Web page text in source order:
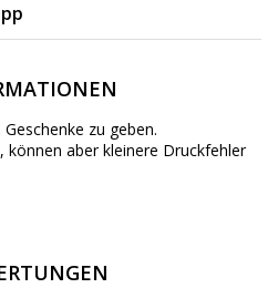
zu geben.
können aber kleinere Druckfehler